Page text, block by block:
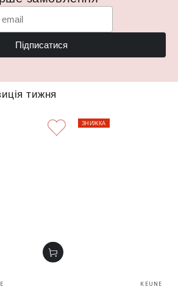
Підписатися
тижня
KEUNE
ЗНИЖКА